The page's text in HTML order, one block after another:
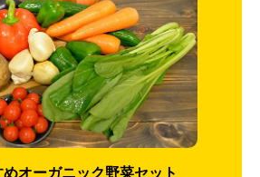
オーガニック野菜セット